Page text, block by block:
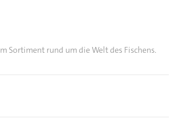
Sortiment rund um die Welt des Fischens.